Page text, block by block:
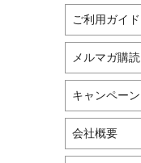
ご利用ガイド
メルマガ購読
キャンペーン
会社概要